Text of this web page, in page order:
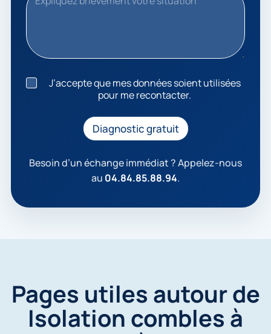
J
’
e
n
é
e
J’accepte que mes données soient utilisées
pour me recontacter.
Diagnostic gratuit
Besoin d’un échange immédiat ? Appelez-nous
au 04.84.85.88.94.
Pages utiles autour de
Isolation combles à